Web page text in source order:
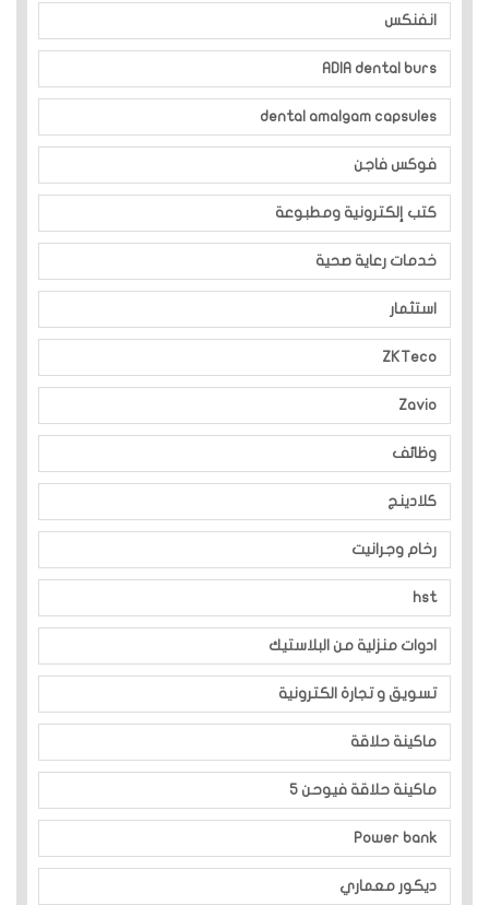
انفنكس
ADIA dental burs
dental amalgam capsules
فوكس فاجن
كتب إلكترونية ومطبوعة
خدمات رعاية صحية
استثمار
ZKTeco
Zavio
وظائف
كلادينج
رخام وجرانيت
hst
ادوات منزلية من البلاستيك
تسويق و تجارة الكترونية
ماكينة حلاقة
ماكينة حلاقة فيوحن 5
Power bank
ديكور معماري